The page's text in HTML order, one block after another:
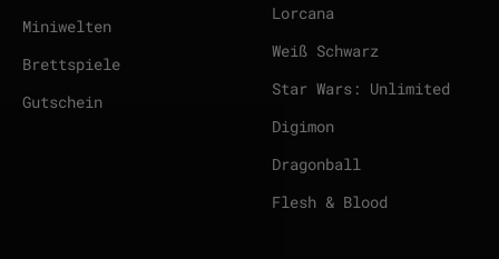
Miniwelten
Brettspiele
Gutschein
Lorcana
Weiß Schwarz
Star Wars: Unlimited
Digimon
Dragonball
Flesh & Blood